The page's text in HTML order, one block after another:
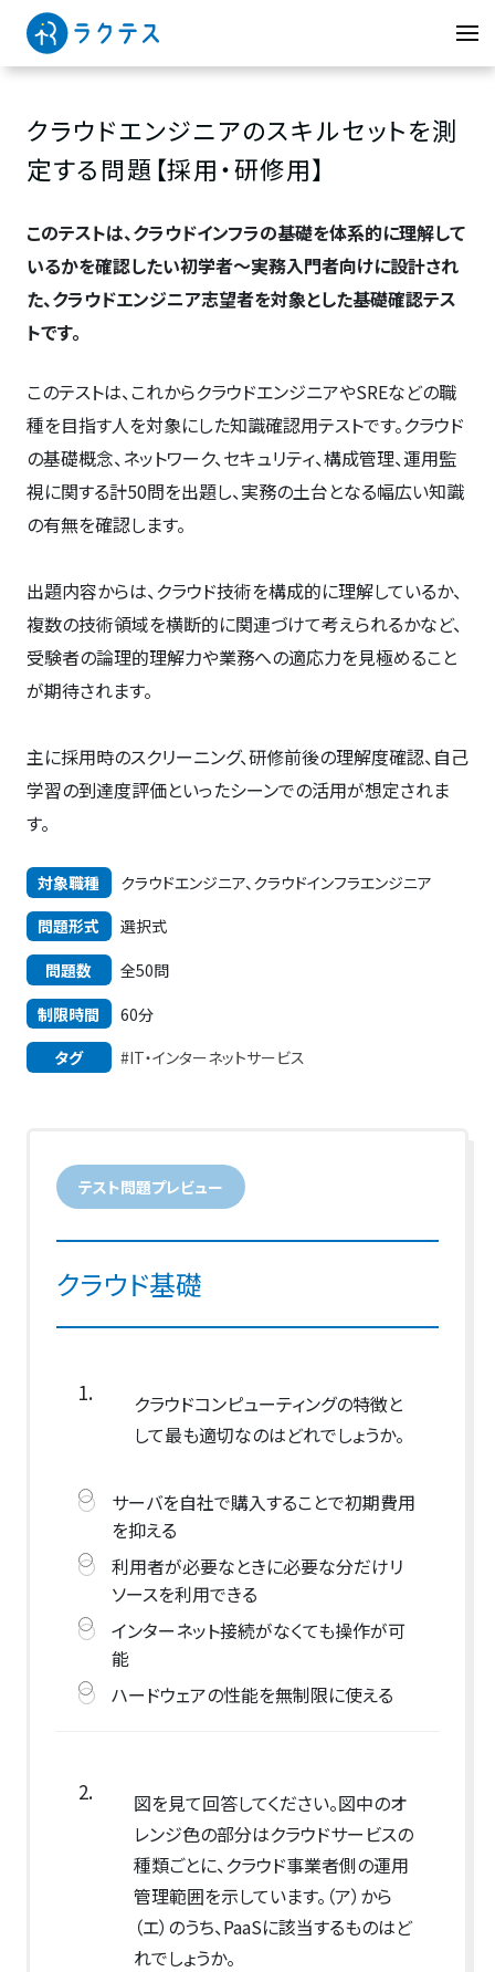
クラウドエンジニアのスキルセットを測
定する問題【採用・研修用】
このテストは、クラウドインフラの基礎を体系的に理解して
いるかを確認したい初学者〜実務入門者向けに設計され
た、クラウドエンジニア志望者を対象とした基礎確認テス
トです。
このテストは、これからクラウドエンジニアやSREなどの職
種を目指す人を対象にした知識確認用テストです。クラウド
の基礎概念、ネットワーク、セキュリティ、構成管理、運用監
視に関する計50問を出題し、実務の土台となる幅広い知識
の有無を確認します。
出題内容からは、クラウド技術を構成的に理解しているか、
複数の技術領域を横断的に関連づけて考えられるかなど、
受験者の論理的理解力や業務への適応力を見極めること
が期待されます。
主に採用時のスクリーニング、研修前後の理解度確認、自己
学習の到達度評価といったシーンでの活用が想定されま
す。
対象職種
クラウドエンジニア、クラウドインフラエンジニア
問題形式
選択式
問題数
全50問
制限時間
60分
タグ
#IT・インターネットサービス
テスト問題プレビュー
クラウド基礎
1.
クラウドコンピューティングの特徴と
して最も適切なのはどれでしょうか。
サーバを自社で購入することで初期費用
を抑える
利用者が必要なときに必要な分だけリ
ソースを利用できる
インターネット接続がなくても操作が可
能
ハードウェアの性能を無制限に使える
2.
図を見て回答してください。図中のオ
レンジ色の部分はクラウドサービスの
種類ごとに、クラウド事業者側の運用
管理範囲を示しています。（ア）から
（エ）のうち、PaaSに該当するものはど
れでしょうか。